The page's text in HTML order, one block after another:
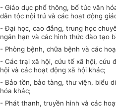
- Giáo dục phổ thông, bổ túc văn
dân tộc nội trú và các hoạt động
- Đại học, cao đẳng, trung học
ngắn hạn và các hình thức đào tạo
- Phòng bệnh, chữa bệnh và các
- Các trại xã hội, cứu tế xã hội, cứu
hội và các hoạt động xã hội khác;
- Bảo tồn, bảo tàng, thư viện, biểu
hóa khác;
- Phát thanh, truyền hình và các